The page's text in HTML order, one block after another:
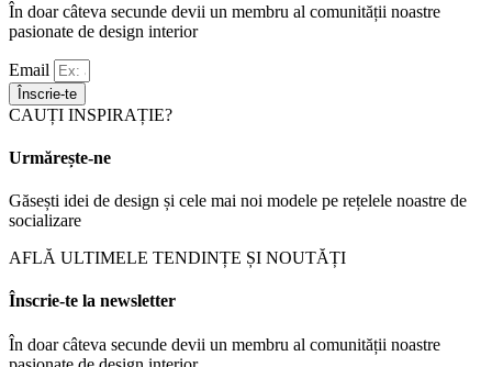
În doar câteva secunde devii un membru al comunității noastre
pasionate de design interior
Email
Înscrie-te
CAUȚI INSPIRAȚIE?
Urmărește-ne
Găsești idei de design și cele mai noi modele pe rețelele noastre de
socializare
AFLĂ ULTIMELE TENDINȚE ȘI NOUTĂȚI
Înscrie-te la newsletter
În doar câteva secunde devii un membru al comunității noastre